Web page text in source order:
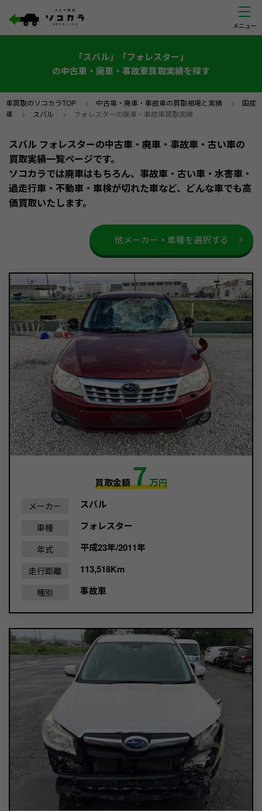
「スバル」「フォレスター」
の中古車・廃車・事故車買取実績を探す
車買取のソコカラTOP > 中古車・廃車・事故車の買取相場と実績 > 国産
車 > スバル > フォレスターの廃車・事故車買取実績
スバル フォレスターの中古車・廃車・事故車・古い車の
買取実績一覧ページです。
ソコカラでは廃車はもちろん、事故車・古い車・水害車・
過走行車・不動車・車検が切れた車など、どんな車でも高
価買取いたします。
他メーカー・車種を選択する
買取金額7万円
メーカー スバル
車種 フォレスター
年式 平成23年/2011年
走行距離 113,518Km
種別 事故車